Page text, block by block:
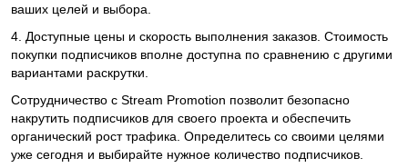
ваших целей и выбора.
4. Доступные цены и скорость выполнения заказов. Стоимость
покупки подписчиков вполне доступна по сравнению с другими
вариантами раскрутки.
Сотрудничество с Stream Promotion позволит безопасно
накрутить подписчиков для своего проекта и обеспечить
органический рост трафика. Определитесь со своими целями
уже сегодня и выбирайте нужное количество подписчиков.